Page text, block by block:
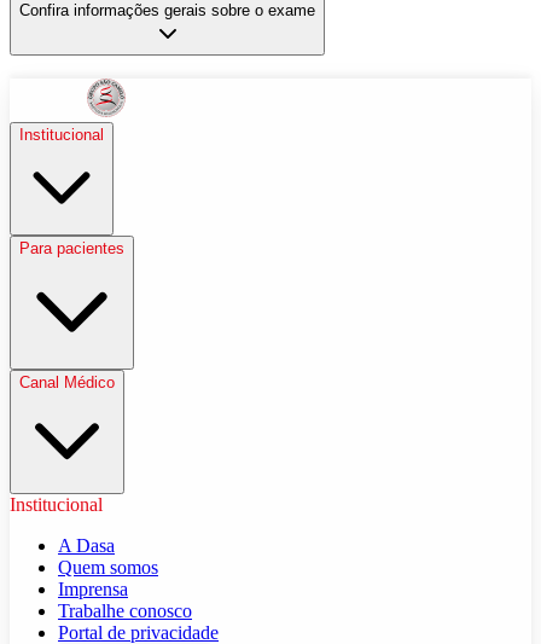
Confira informações gerais sobre o exame
Institucional
Para pacientes
Canal Médico
Institucional
A Dasa
Quem somos
Imprensa
Trabalhe conosco
Portal de privacidade